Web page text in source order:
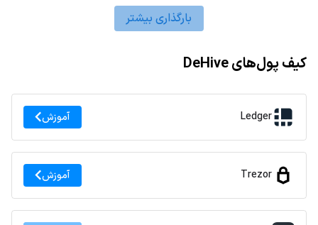
بارگذاری بیشتر
کیف پول‌های DeHive
Ledger آموزش
Trezor آموزش